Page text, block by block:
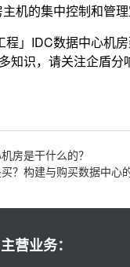
机的集中控制和管理
程」IDC数据中心机
知识，请关注企盾分
房是干什么的？
？构建与购买数据中心
主营业务：